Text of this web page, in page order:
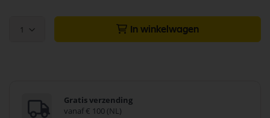
1 In winkelwagen
Gratis verzending
vanaf € 100 (NL)